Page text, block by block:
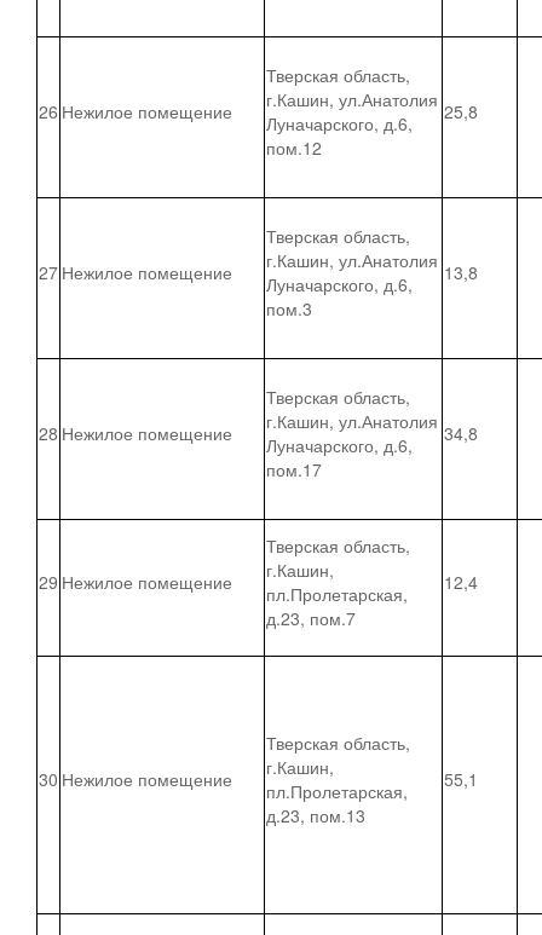
26 Нежилое помещение
Тверская область,
г.Кашин, ул.Анатолия
Луначарского, д.6,
пом.12
25,8
27 Нежилое помещение
Тверская область,
г.Кашин, ул.Анатолия
Луначарского, д.6,
пом.3
13,8
28 Нежилое помещение
Тверская область,
г.Кашин, ул.Анатолия
Луначарского, д.6,
пом.17
34,8
29 Нежилое помещение
Тверская область,
г.Кашин,
пл.Пролетарская,
д.23, пом.7
12,4
30 Нежилое помещение
Тверская область,
г.Кашин,
пл.Пролетарская,
д.23, пом.13
55,1